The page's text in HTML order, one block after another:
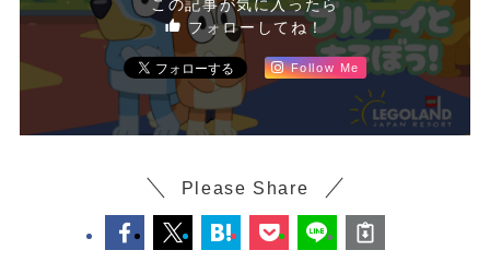
この記事が気に入ったら
フォローしてね！
Follow Me
Please Share